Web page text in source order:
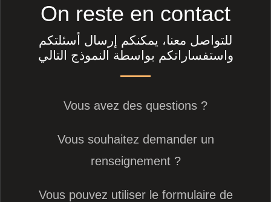
On reste en contact
للتواصل معنا، يمكنكم إرسال أسئلتكم
واستفساراتكم بواسطة النموذج التالي
Vous avez des questions ?
Vous souhaitez demander un
renseignement ?
Vous pouvez utiliser le formulaire de